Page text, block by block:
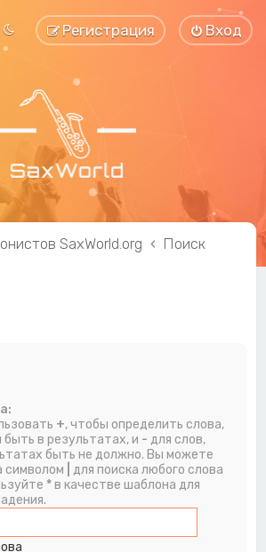
Вход
Регистрация
SaxWorld.org Поиск
+, чтобы определить слова,
в результатах, и - для слов,
быть не должно. Вы можете
символом
для поиска любого слова
*в качестве шаблона для